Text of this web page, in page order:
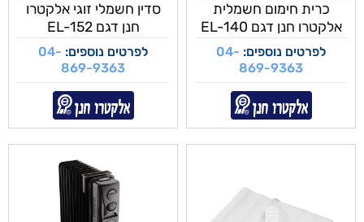
כרית חימום חשמלית
אלקטרו חנן דגם EL-140
לפרטים נוספים: 04-
869-9363
סדין חשמלי זוגי אלקטרו
חנן דגם EL-152
לפרטים נוספים: 04-
869-9363